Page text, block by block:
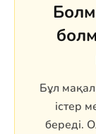
Бұл
істер
береді.